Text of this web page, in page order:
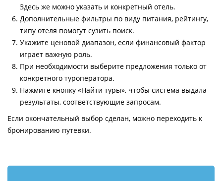
Здесь же можно указать и конкретный отель.
Дополнительные фильтры по виду питания, рейтингу,
типу отеля помогут сузить поиск.
Укажите ценовой диапазон, если финансовый фактор
играет важную роль.
При необходимости выберите предложения только от
конкретного туроператора.
Нажмите кнопку «Найти туры», чтобы система выдала
результаты, соответствующие запросам.
Если окончательный выбор сделан, можно переходить к
бронированию путевки.